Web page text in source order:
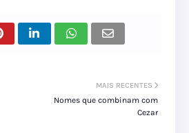
MAIS RECENTES
Nomes que combinam com
Cezar